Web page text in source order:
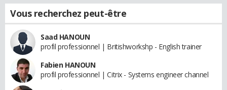
Vous recherchez peut-être
Saad HANOUN
profil professionnel | Britishworkshp - English trainer
Fabien HANOUN
profil professionnel | Citrix - Systems engineer channel